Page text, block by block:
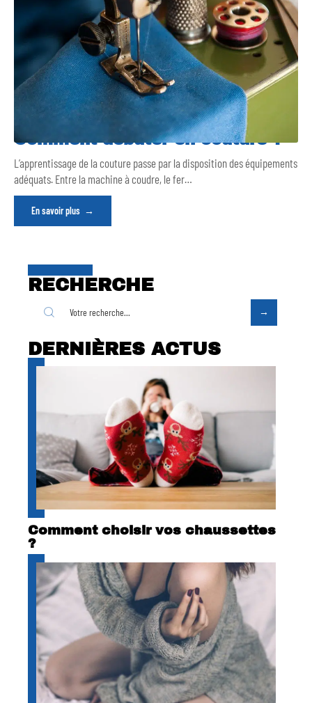
Comment débuter en couture ?
L’apprentissage de la couture passe par la disposition des équipements
adéquats. Entre la machine à coudre, le fer…
En savoir plus
RECHERCHE
DERNIÈRES ACTUS
Comment choisir vos chaussettes
?